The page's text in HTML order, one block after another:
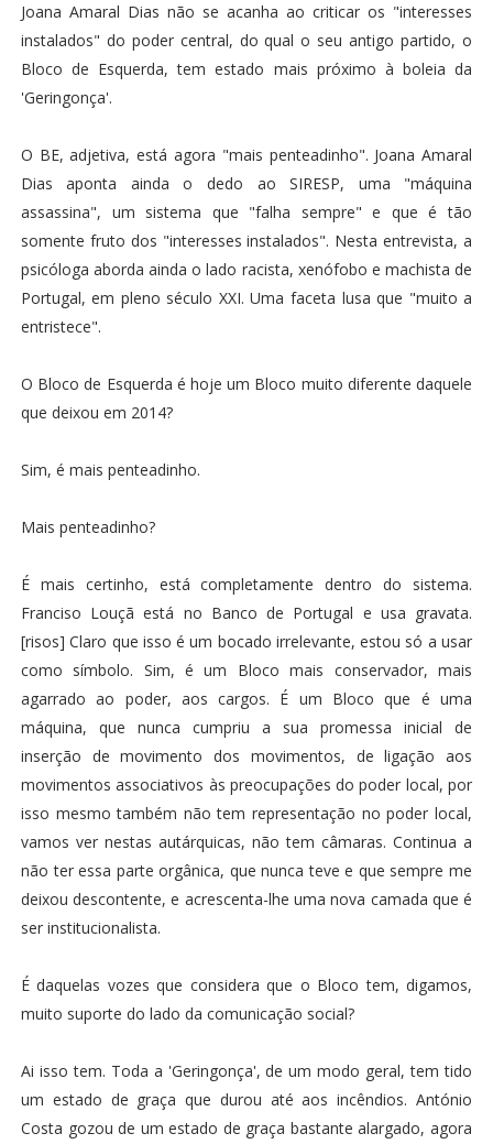
Joana Amaral Dias não se acanha ao criticar os "interesses
instalados" do poder central, do qual o seu antigo partido, o
Bloco de Esquerda, tem estado mais próximo à boleia da
'Geringonça'.
O BE, adjetiva, está agora "mais penteadinho". Joana Amaral
Dias aponta ainda o dedo ao SIRESP, uma "máquina
assassina", um sistema que "falha sempre" e que é tão
somente fruto dos "interesses instalados". Nesta entrevista, a
psicóloga aborda ainda o lado racista, xenófobo e machista de
Portugal, em pleno século XXI. Uma faceta lusa que "muito a
entristece".
O Bloco de Esquerda é hoje um Bloco muito diferente daquele
que deixou em 2014?
Sim, é mais penteadinho.
Mais penteadinho?
É mais certinho, está completamente dentro do sistema.
Franciso Louçã está no Banco de Portugal e usa gravata.
[risos] Claro que isso é um bocado irrelevante, estou só a usar
como símbolo. Sim, é um Bloco mais conservador, mais
agarrado ao poder, aos cargos. É um Bloco que é uma
máquina, que nunca cumpriu a sua promessa inicial de
inserção de movimento dos movimentos, de ligação aos
movimentos associativos às preocupações do poder local, por
isso mesmo também não tem representação no poder local,
vamos ver nestas autárquicas, não tem câmaras. Continua a
não ter essa parte orgânica, que nunca teve e que sempre me
deixou descontente, e acrescenta-lhe uma nova camada que é
ser institucionalista.
É daquelas vozes que considera que o Bloco tem, digamos,
muito suporte do lado da comunicação social?
Ai isso tem. Toda a 'Geringonça', de um modo geral, tem tido
um estado de graça que durou até aos incêndios. António
Costa gozou de um estado de graça bastante alargado, agora